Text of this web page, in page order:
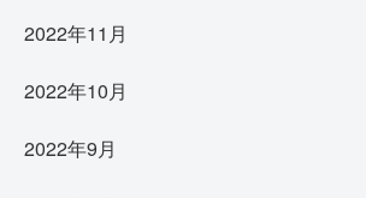
2022年11月
2022年10月
2022年9月